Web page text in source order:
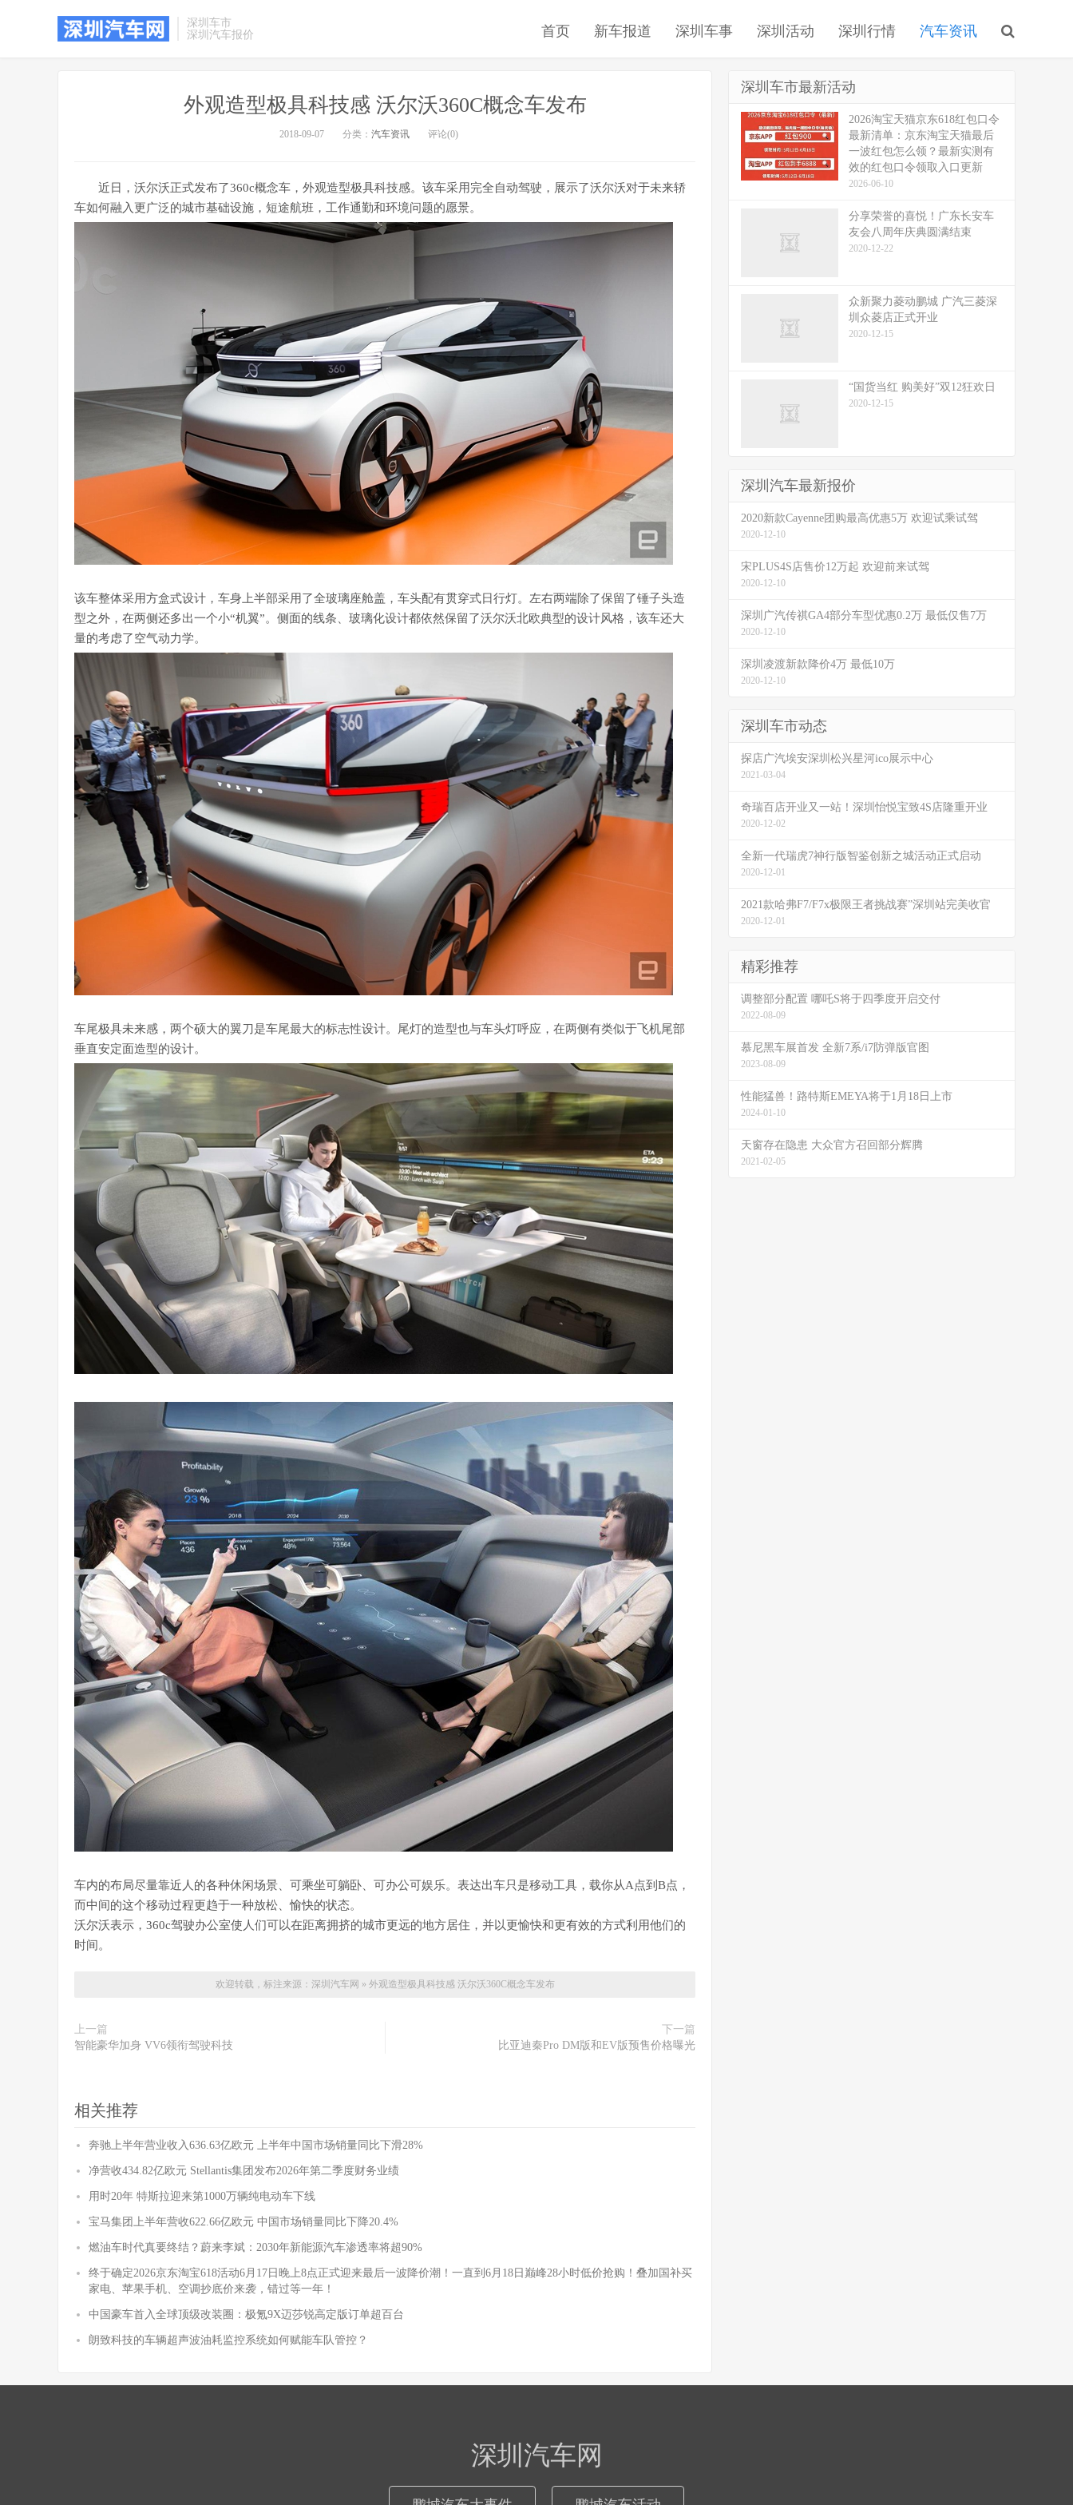
深圳车市
深圳汽车报价
首页 新车报道 深圳车事 深圳活动 深圳行情 汽车资讯
外观造型极具科技感 沃尔沃360C概念车发布
2018-09-07 分类： 汽车资讯 评论(0)
近日，沃尔沃正式发布了360c概念车，外观造型极具科技感。该车采用完全自动驾驶，展示了沃尔沃对于未来轿
车如何融入更广泛的城市基础设施，短途航班，工作通勤和环境问题的愿景。
该车整体采用方盒式设计，车身上半部采用了全玻璃座舱盖，车头配有贯穿式日行灯。左右两端除了保留了锤子头造
型之外，在两侧还多出一个小“机翼”。侧面的线条、玻璃化设计都依然保留了沃尔沃北欧典型的设计风格，该车还大
量的考虑了空气动力学。
车尾极具未来感，两个硕大的翼刀是车尾最大的标志性设计。尾灯的造型也与车头灯呼应，在两侧有类似于飞机尾部
垂直安定面造型的设计。
车内的布局尽量靠近人的各种休闲场景、可乘坐可躺卧、可办公可娱乐。表达出车只是移动工具，载你从A点到B点，
而中间的这个移动过程更趋于一种放松、愉快的状态。
沃尔沃表示，360c驾驶办公室使人们可以在距离拥挤的城市更远的地方居住，并以更愉快和更有效的方式利用他们的
时间。
欢迎转载，标注来源： 深圳汽车网 » 外观造型极具科技感 沃尔沃360C概念车发布
上一篇
智能豪华加身 VV6领衔驾驶科技
下一篇
比亚迪秦Pro DM版和EV版预售价格曝光
相关推荐
奔驰上半年营业收入636.63亿欧元 上半年中国市场销量同比下滑28%
净营收434.82亿欧元 Stellantis集团发布2026年第二季度财务业绩
用时20年 特斯拉迎来第1000万辆纯电动车下线
宝马集团上半年营收622.66亿欧元 中国市场销量同比下降20.4%
燃油车时代真要终结？蔚来李斌：2030年新能源汽车渗透率将超90%
终于确定2026京东淘宝618活动6月17日晚上8点正式迎来最后一波降价潮！一直到6月18日巅峰28小时低价抢购！叠加国补买
家电、苹果手机、空调抄底价来袭，错过等一年！
中国豪车首入全球顶级改装圈：极氪9X迈莎锐高定版订单超百台
朗致科技的车辆超声波油耗监控系统如何赋能车队管控？
深圳车市最新活动
2026淘宝天猫京东618红包口令
最新清单：京东淘宝天猫最后
一波红包怎么领？最新实测有
效的红包口令领取入口更新
2026-06-10
分享荣誉的喜悦！广东长安车
友会八周年庆典圆满结束
2020-12-22
众新聚力菱动鹏城 广汽三菱深
圳众菱店正式开业
2020-12-15
“国货当红 购美好”双12狂欢日
2020-12-15
深圳汽车最新报价
2020新款Cayenne团购最高优惠5万 欢迎试乘试驾
2020-12-10
宋PLUS4S店售价12万起 欢迎前来试驾
2020-12-10
深圳广汽传祺GA4部分车型优惠0.2万 最低仅售7万
2020-12-10
深圳凌渡新款降价4万 最低10万
2020-12-10
深圳车市动态
探店广汽埃安深圳松兴星河ico展示中心
2021-03-04
奇瑞百店开业又一站！深圳怡悦宝致4S店隆重开业
2020-12-02
全新一代瑞虎7神行版智鉴创新之城活动正式启动
2020-12-01
2021款哈弗F7/F7x极限王者挑战赛”深圳站完美收官
2020-12-01
精彩推荐
调整部分配置 哪吒S将于四季度开启交付
2022-08-09
慕尼黑车展首发 全新7系/i7防弹版官图
2023-08-09
性能猛兽！路特斯EMEYA将于1月18日上市
2024-01-10
天窗存在隐患 大众官方召回部分辉腾
2021-02-05
深圳汽车网